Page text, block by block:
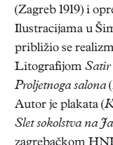
(Zagreb 1919) i
Ilustracijama u
približio se
Litografijom Satir
Proljetnoga salona
Autor je plakata (
Slet sokolstva na